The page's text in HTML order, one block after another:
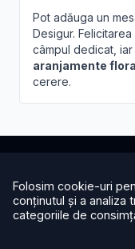
Pot adăuga un
Desigur.
câmpul dedicat, iar
aranjamente
cerere.
Brandusa.ro
Buchete cu
online flori cu
Folosim cookie-uri
conținutul și a analiza
categoriile de